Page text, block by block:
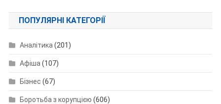
ПОПУЛЯРНІ КАТЕГОРІЇ
Аналітика (201)
Афіша (107)
Бізнес (67)
Боротьба з корупцією (606)